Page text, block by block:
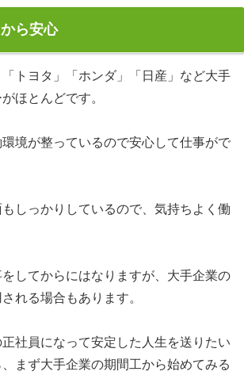
ら安心
トヨタ」「ホンダ」「日産」など大手
ほとんどです。
境が整っているので安心して仕事がで
しっかりしているので、気持ちよく働
してからにはなりますが、大手企業の
れる場合もあります。
社員になって安定した人生を送りたい
まず大手企業の期間工から始めてみる